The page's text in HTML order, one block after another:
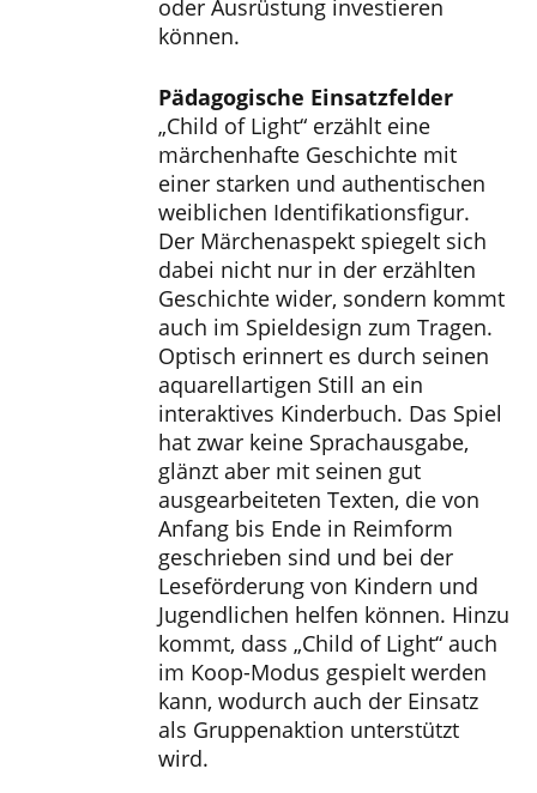
oder Ausrüstung investieren
können.
Pädagogische Einsatzfelder
„Child of Light“ erzählt eine
märchenhafte Geschichte mit
einer starken und authentischen
weiblichen Identifikationsfigur.
Der Märchenaspekt spiegelt sich
dabei nicht nur in der erzählten
Geschichte wider, sondern kommt
auch im Spieldesign zum Tragen.
Optisch erinnert es durch seinen
aquarellartigen Still an ein
interaktives Kinderbuch. Das Spiel
hat zwar keine Sprachausgabe,
glänzt aber mit seinen gut
ausgearbeiteten Texten, die von
Anfang bis Ende in Reimform
geschrieben sind und bei der
Leseförderung von Kindern und
Jugendlichen helfen können. Hinzu
kommt, dass „Child of Light“ auch
im Koop-Modus gespielt werden
kann, wodurch auch der Einsatz
als Gruppenaktion unterstützt
wird.